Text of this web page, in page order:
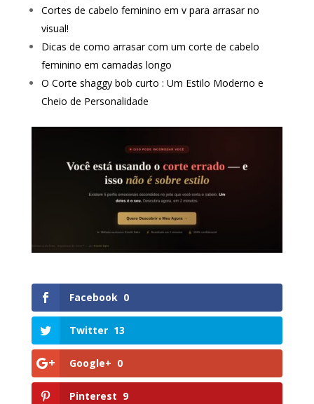
Cortes de cabelo feminino em v para arrasar no
visual!
Dicas de como arrasar com um corte de cabelo
feminino em camadas longo
O Corte shaggy bob curto : Um Estilo Moderno e
Cheio de Personalidade
Facebook 0
Twitter 13
Google+ 0
Pinterest 9